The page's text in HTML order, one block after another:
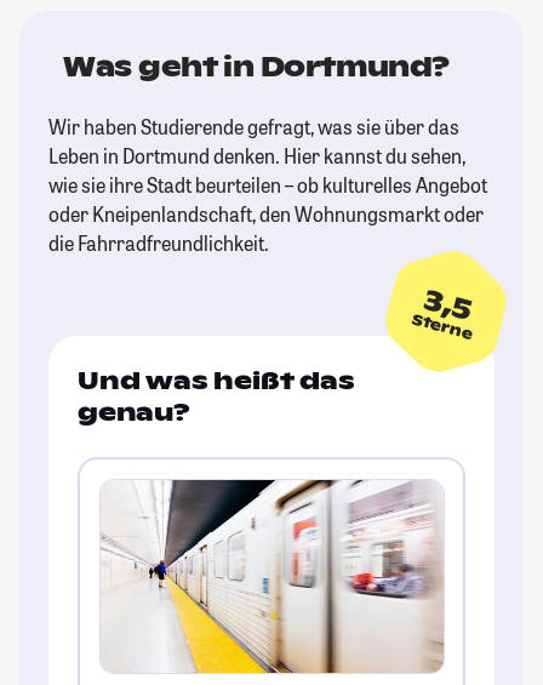
Was geht in Dortmund?
Wir haben Studierende gefragt, was sie über das
Leben in Dortmund denken. Hier kannst du sehen,
wie sie ihre Stadt beurteilen – ob kulturelles Angebot
oder Kneipenlandschaft, den Wohnungsmarkt oder
die Fahrradfreundlichkeit.
3,5
Sterne
Und was heißt das
genau?